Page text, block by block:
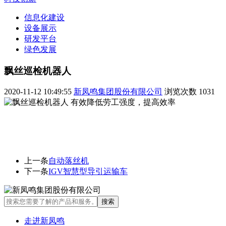
信息化建设
设备展示
研发平台
绿色发展
飘丝巡检机器人
2020-11-12 10:49:55 新凤鸣集团股份有限公司 浏览次数 1031
有效降低劳工强度，提高效率
上一条自动落丝机
下一条IGV智慧型导引运输车
走进新凤鸣